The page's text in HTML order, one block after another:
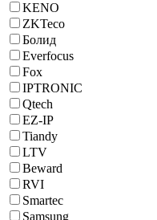
KENO
ZKTeco
Болид
Everfocus
Fox
IPTRONIC
Qtech
EZ-IP
Tiandy
LTV
Beward
RVI
Smartec
Samsung